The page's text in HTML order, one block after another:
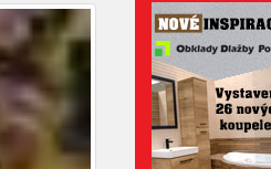
Kamerový
na
Přehled
Valašska